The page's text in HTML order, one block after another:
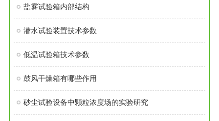
盐雾试验箱内部结构
潜水试验装置技术参数
低温试验箱技术参数
鼓风干燥箱有哪些作用
砂尘试验设备中颗粒浓度场的实验研究